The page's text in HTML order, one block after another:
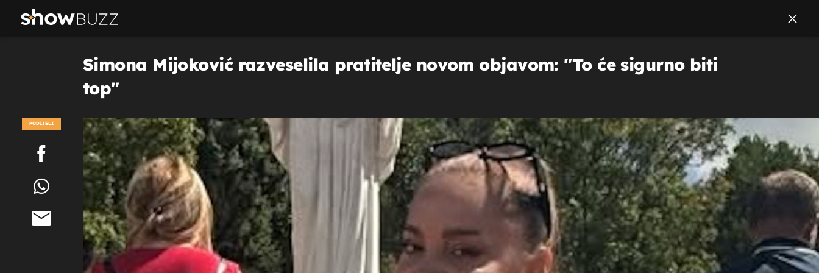
Simona Mijoković razveselila pratitelje novom objavom: "To će sigurno biti
top"
PODIJELI
POGLEDAJ